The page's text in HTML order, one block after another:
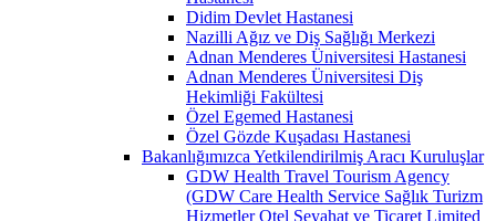
Didim Devlet Hastanesi
Nazilli Ağız ve Diş Sağlığı Merkezi
Adnan Menderes Üniversitesi Hastanesi
Adnan Menderes Üniversitesi Diş
Hekimliği Fakültesi
Özel Egemed Hastanesi
Özel Gözde Kuşadası Hastanesi
Bakanlığımızca Yetkilendirilmiş Aracı Kuruluşlar
GDW Health Travel Tourism Agency
(GDW Care Health Service Sağlık Turizm
Hizmetler Otel Seyahat ve Ticaret Limited